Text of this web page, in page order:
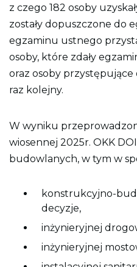
z czego 182 osoby
zostały dopuszczone do
egzaminu ustnego
osoby, które zdały
oraz osoby
raz kolejny.
W wyniku
wiosennej 2025r. OKK
budowlanych, w tym w
konstrukcyjno-
decyzje,
inżynieryjnej
inżynieryjnej